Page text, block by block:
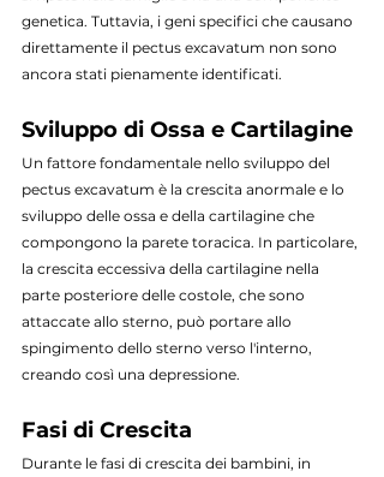
genetica. Tuttavia, i geni specifici che causano
direttamente il pectus excavatum non sono
ancora stati pienamente identificati.
Sviluppo di Ossa e Cartilagine
Un fattore fondamentale nello sviluppo del
pectus excavatum è la crescita anormale e lo
sviluppo delle ossa e della cartilagine che
compongono la parete toracica. In particolare,
la crescita eccessiva della cartilagine nella
parte posteriore delle costole, che sono
attaccate allo sterno, può portare allo
spingimento dello sterno verso l'interno,
creando così una depressione.
Fasi di Crescita
Durante le fasi di crescita dei bambini, in